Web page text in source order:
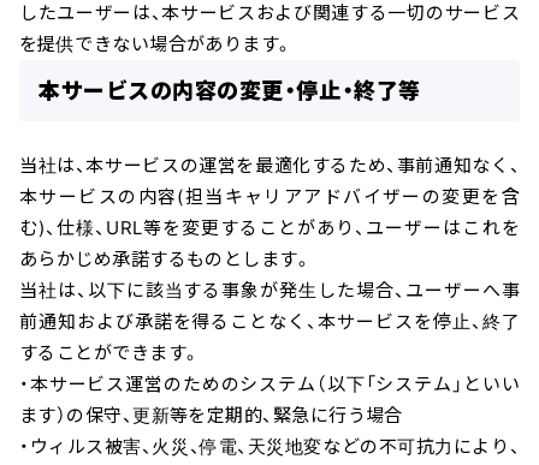
したユーザーは、本サービスおよび関連する一切のサービス
を提供できない場合があります。
本サービスの内容の変更・停止・終了等
当社は、本サービスの運営を最適化するため、事前通知なく、
本サービスの内容(担当キャリアアドバイザーの変更を含
む)、仕様、URL等を変更することがあり、ユーザーはこれを
あらかじめ承諾するものとします。
当社は、以下に該当する事象が発生した場合、ユーザーへ事
前通知および承諾を得ることなく、本サービスを停止、終了
することができます。
・本サービス運営のためのシステム（以下「システム」といい
ます）の保守、更新等を定期的、緊急に行う場合
・ウィルス被害、火災、停電、天災地変などの不可抗力により、